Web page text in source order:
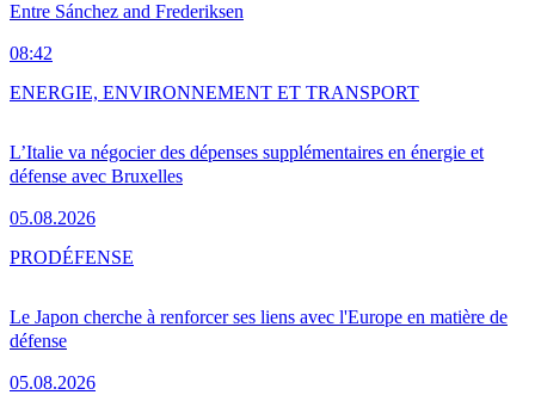
Entre Sánchez and Frederiksen
08:42
L’Italie va négocier des dépenses supplémentaires en énergie et
défense avec Bruxelles
05.08.2026
ENERGIE, ENVIRONNEMENT ET TRANSPORT
Le Japon cherche à renforcer ses liens avec l'Europe en matière de
défense
05.08.2026
PRODÉFENSE